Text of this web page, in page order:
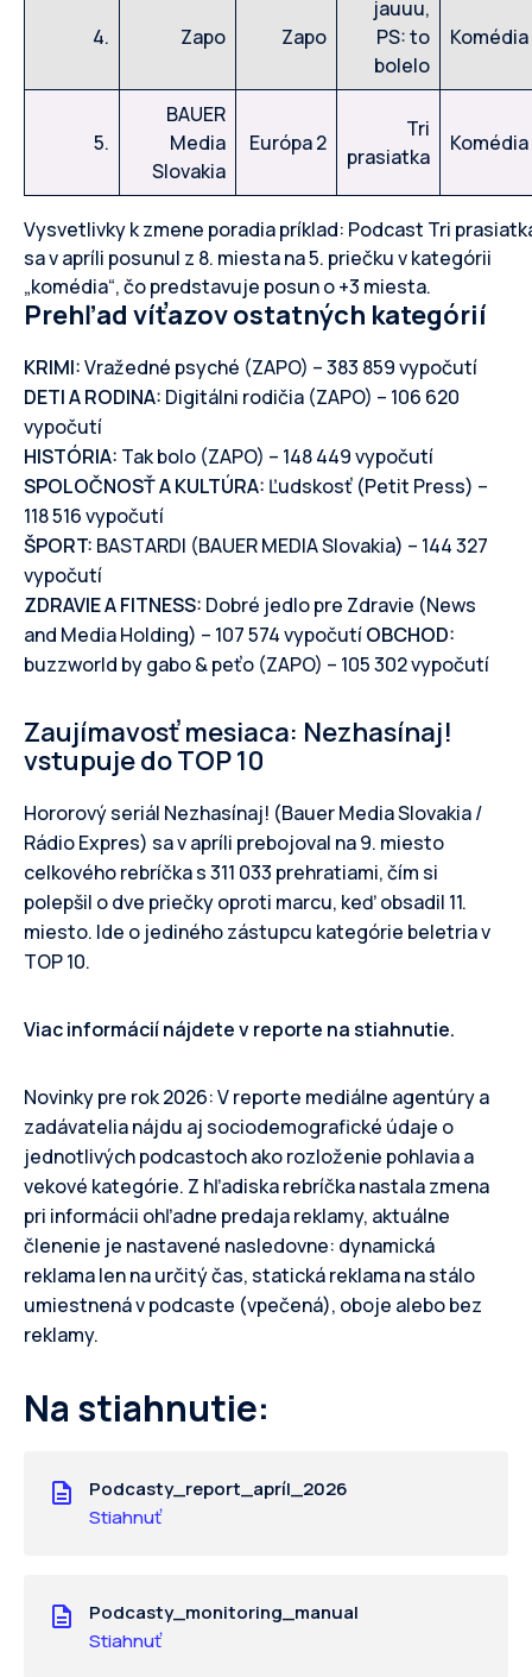
4. Zapo Zapo
jauuu,
PS: to
bolelo
Komédia
5.
BAUER
Media
Slovakia
Európa 2
Tri
prasiatka
Komédia
Vysvetlivky k zmene poradia príklad: Podcast Tri
sa v apríli posunul z 8. miesta na 5. priečku v kategórii
„komédia“, čo predstavuje posun o +3 miesta.
Prehľad víťazov ostatných kategórií
KRIMI:Vražedné psyché (ZAPO) – 383 859 vypočutí
DETI A RODINA: Digitálni rodičia (ZAPO) – 106 620
vypočutí
HISTÓRIA: Tak bolo (ZAPO) – 148 449 vypočutí
SPOLOČNOSŤ A KULTÚRA: Ľudskosť (Petit Press) –
118 516 vypočutí
ŠPORT: BASTARDI (BAUER MEDIA Slovakia) – 144 327
vypočutí
ZDRAVIE A FITNESS: Dobré jedlo pre Zdravie (News
and Media Holding) – 107 574 vypočutíOBCHOD:
buzzworld by gabo & peťo (ZAPO) – 105 302 vypočutí
Zaujímavosť mesiaca: Nezhasínaj!
vstupuje do TOP 10
Hororový seriál Nezhasínaj! (Bauer Media Slovakia /
Rádio Expres) sa v apríli prebojoval na 9. miesto
celkového rebríčka s 311 033 prehratiami, čím si
polepšil o dve priečky oproti marcu, keď obsadil 11.
miesto. Ide o jediného zástupcu kategórie beletria v
TOP 10.
Viac informácií nájdete v reporte na stiahnutie.
Novinky pre rok 2026: V reporte mediálne agentúry a
zadávatelia nájdu aj sociodemografické údaje o
jednotlivých podcastoch ako rozloženie pohlavia a
vekové kategórie. Z hľadiska rebríčka nastala zmena
pri informácii ohľadne predaja reklamy, aktuálne
členenie je nastavené nasledovne: dynamická
reklama len na určitý čas, statická reklama na stálo
umiestnená v podcaste (vpečená), oboje alebo bez
reklamy.
Na stiahnutie:
Podcasty_report_apríl_2026
Stiahnuť
Podcasty_monitoring_manual
Stiahnuť